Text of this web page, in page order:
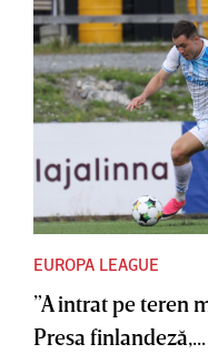
EUROPA LEAGUE
”A intrat pe teren
Presa finlandeză,...